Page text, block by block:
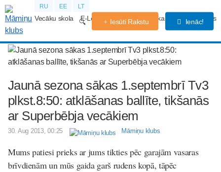
RU EE LT
Vecāku skola E-Lekcijas Grūtniecības kalendārs Forums
Iesūti Rakstu Ienāc!
Jaunā sezona sākas 1.septembrī Tv3
plkst.8:50: atklāšanas ballīte, tikšanās
ar Superbēbja vecākiem
30. Aug 2013, 00:25 Māmiņu klubs
Mums patiesi prieks ar jums tikties pēc garajām vasaras
brīvdienām un mūs gaida garš rudens kopā, tāpēc